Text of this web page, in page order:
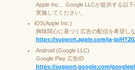
Apple Inc.、Google LLCが提供する以
実施してください。
iOS(Apple Inc.)
興味関心に基づく広告の配信を希望し
https://support.apple.com/ja-jp/
Android (Google LLC)
Google Play 広告ID
https://support.google.com/